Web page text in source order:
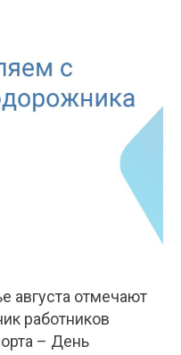
августа отмечают
работников
– День